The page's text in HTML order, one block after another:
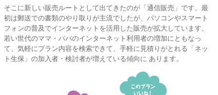
そこに新しい販売ルートとして出てきたのが「通信販売」です。最
初は郵送での書類のやり取りが主流でしたが、パソコンやスマート
フォンの普及でインターネットを活用した販売が拡大しています。
若い世代のママ・パパのインターネット利用者の増加にともなっ
て、気軽にプラン内容を検索できて、手軽に見積りがとれる「ネッ
ト生保」の加入者・検討者が増えている傾向に あります。